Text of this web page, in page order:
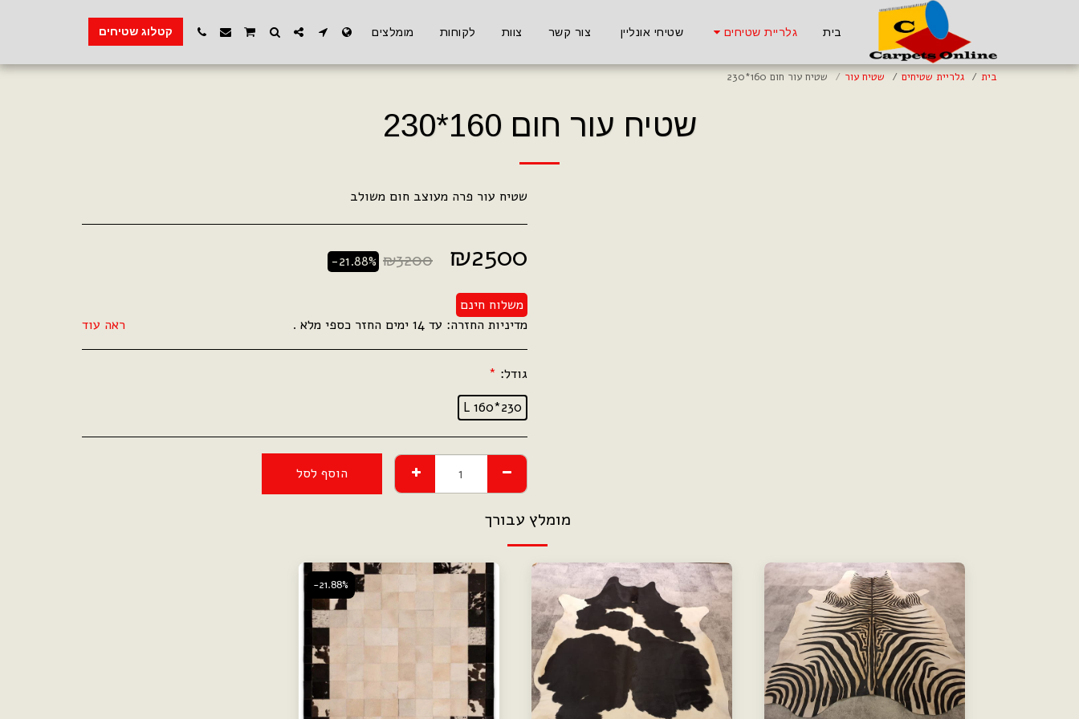
בית גלריית שטיחים שטיחי אונליין צור קשר צוות לקוחות מומלצים קטלוג שטיחים
בית גלריית שטיחים שטיח עור שטיח עור חום 160*230
שטיח עור חום 160*230
שטיח עור פרה מעוצב חום משולב
₪2500
₪3200
-21.88%
משלוח חינם
מדיניות החזרה: עד 14 ימים החזר כספי מלא . ראה עוד
גודל: *
L 160*230
הוסף לסל
מומלץ עבורך
-21.88%